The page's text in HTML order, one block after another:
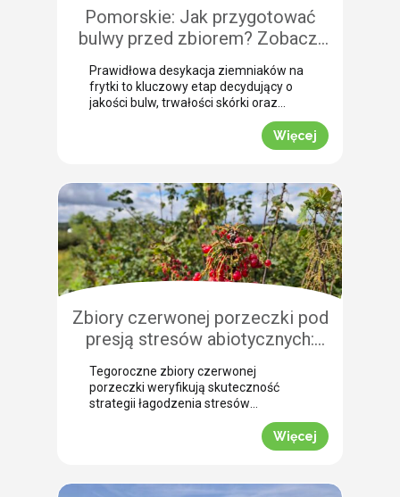
Pomorskie: Jak przygotować
bulwy przed zbiorem? Zobacz,
jak przebiega profesjonalna
desykacja ziemniaków na frytki!
Prawidłowa desykacja ziemniaków na
frytki to kluczowy etap decydujący o
jakości bulw, trwałości skórki oraz
łatwości zbioru maszynowego. Nasz
przeprowadził niedawno lustrację
(województwo pomorskie). Na tej
podstawie podpowiada, dlaczego o
zabiegu dosuszania warto pomyśleć z
dużym wyprzedzeniem. Zobacz, jak
zaplanować skuteczne wygaszanie
wegetacji z użyciem preparatu MIZUKI.
Dlaczego […]
Więcej
Zbiory czerwonej porzeczki pod
presją stresów abiotycznych:
ocena skuteczności
biostymulacji
Tegoroczne zbiory czerwonej
porzeczki weryfikują skuteczność
strategii łagodzenia stresów
temperatur oraz długotrwały deficyt
fizjologicznego, zmuszając krzewy do
Więcej